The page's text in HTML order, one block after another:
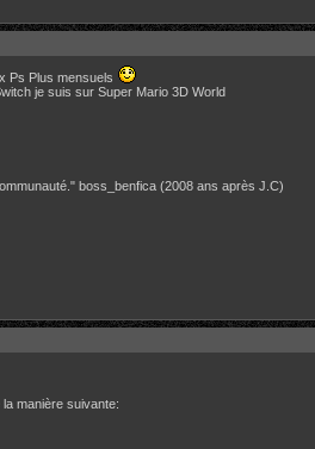
Ps Plus mensuels
je suis sur Super Mario 3D World
boss_benfica (2008 ans après J.C)
manière suivante: